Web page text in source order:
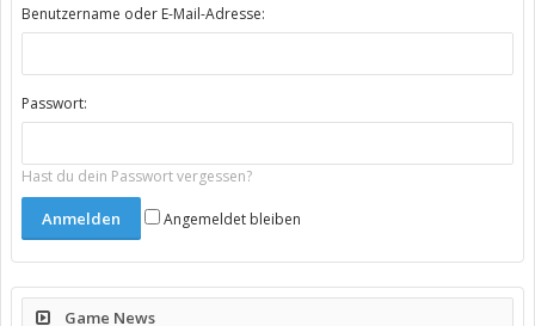
Benutzername oder E-Mail-Adresse:
Passwort:
Hast du dein Passwort vergessen?
Angemeldet bleiben
Game News